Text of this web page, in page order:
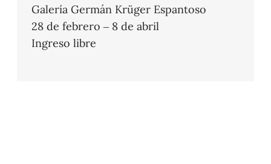
Galería Germán Krüger Espantoso
28 de febrero – 8 de abril
Ingreso libre